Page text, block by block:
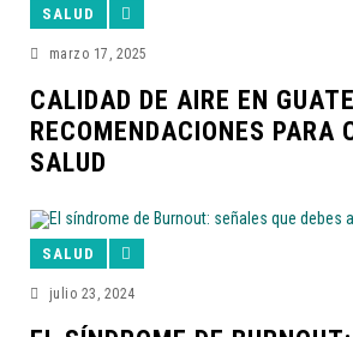
SALUD
marzo 17, 2025
CALIDAD DE AIRE EN
RECOMENDACIONES PARA
SALUD
SALUD
julio 23, 2024